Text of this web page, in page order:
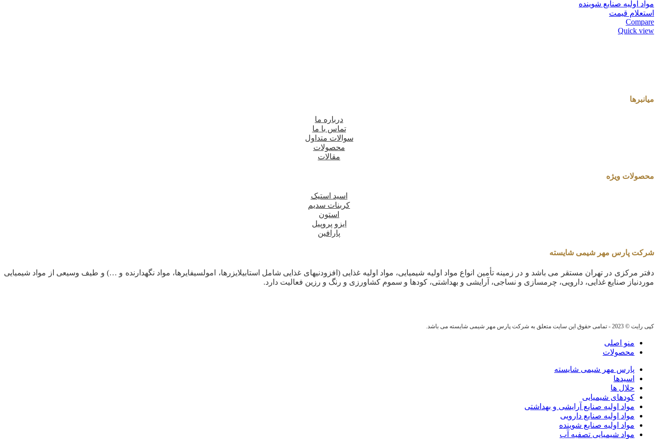
مواد اولیه صنایع شوینده
استعلام قیمت
Compare
Quick view
میانبرها
درباره ما
تماس با ما
سوالات متداول
محصولات
مقالات
محصولات ویژه
اسید استیک
کربنات سدیم
استون
ایزو پروپیل
پارافین
شرکت پارس مهر شیمی شایسته
دفتر مرکزی در تهران مستقر می باشد و در زمینه تأمین انواع مواد اولیه شیمیایی، مواد اولیه غذایی (افزودنیهای غذایی شامل استابیلایزرها، امولسیفایرها، مواد نگهدارنده و …) و طیف وسیعی از مواد شیمیایی
موردنیاز صنایع غذایی، دارویی، چرمسازی و نساجی، آرایشی و بهداشتی، کودها و سموم کشاورزی و رنگ و رزین فعالیت دارد.
کپی رایت © 2023 - تمامی حقوق این سایت متعلق به شرکت پارس مهر شیمی شایسته می باشد.
منو اصلی
محصولات
پارس مهر شیمی شایسته
اسیدها
حلال ها
کودهای شیمیایی
مواد اولیه صنایع آرایشی و بهداشتی
مواد اولیه صنایع دارویی
مواد اولیه صنایع شوینده
مواد شیمیایی تصفیه آب